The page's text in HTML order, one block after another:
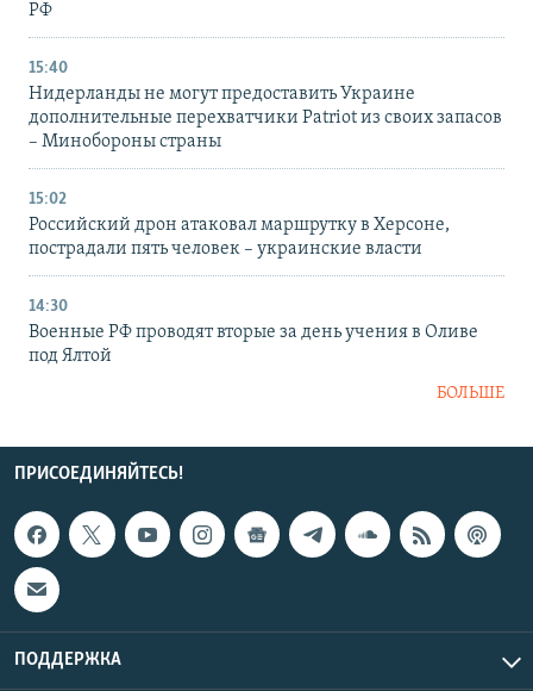
РФ
15:40
Нидерланды не могут предоставить Украине
дополнительные перехватчики Patriot из своих запасов
– Минобороны страны
15:02
Российский дрон атаковал маршрутку в Херсоне,
пострадали пять человек – украинские власти
14:30
Военные РФ проводят вторые за день учения в Оливе
под Ялтой
БОЛЬШЕ
ПРИСОЕДИНЯЙТЕСЬ!
ПОДДЕРЖКА